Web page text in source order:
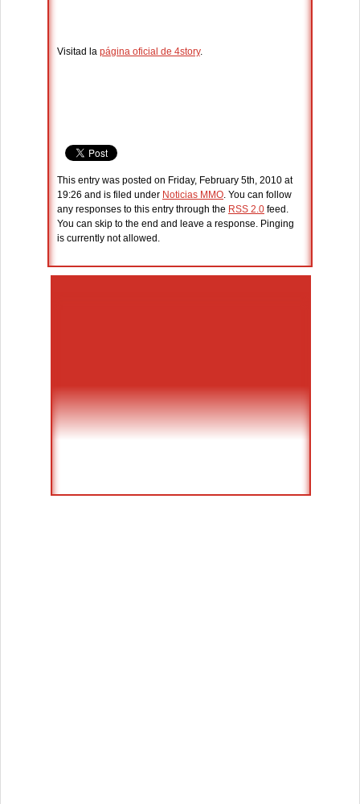
Visitad la página oficial de 4story.
This entry was posted on Friday, February 5th, 2010 at
19:26 and is filed under Noticias MMO. You can follow
any responses to this entry through the RSS 2.0 feed.
You can skip to the end and leave a response. Pinging
is currently not allowed.